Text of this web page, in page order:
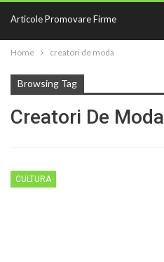
Articole Promovare Firme
Home creatori de moda
Browsing Tag
Creatori De Moda
CULTURA